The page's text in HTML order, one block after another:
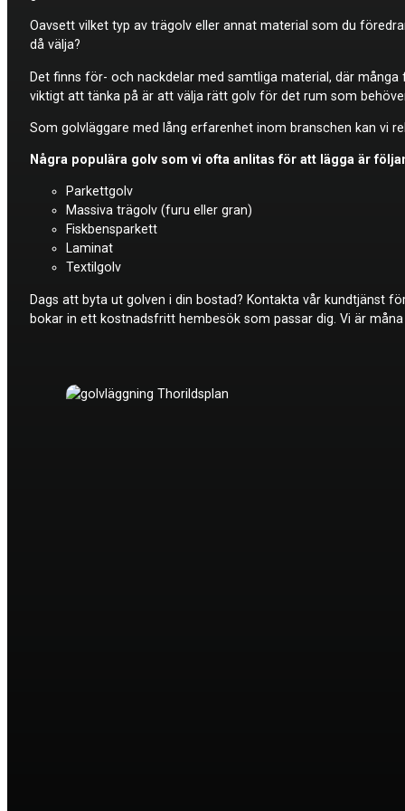
Oavsett vilket typ av trägolv eller annat material som du
då välja?
Det finns för- och nackdelar med samtliga material, där
viktigt att tänka på är att välja rätt golv för det rum som
Som golvläggare med lång erfarenhet inom branschen kan vi
Några populära golv som vi ofta anlitas för att lägga är
Parkettgolv
Massiva trägolv (furu eller gran)
Fiskbensparkett
Laminat
Textilgolv
Dags att byta ut golven i din bostad? Kontakta vår kundtjänst
bokar in ett kostnadsfritt hembesök som passar dig. Vi är